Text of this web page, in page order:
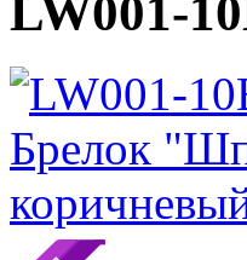
LW001-